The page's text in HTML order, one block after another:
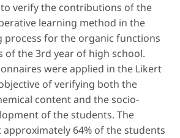
verify the contributions of the
learning method in the
process for the organic functions
of the 3rd year of high school.
were applied in the Likert
of verifying both the
content and the socio-
of the students. The
64% of the students